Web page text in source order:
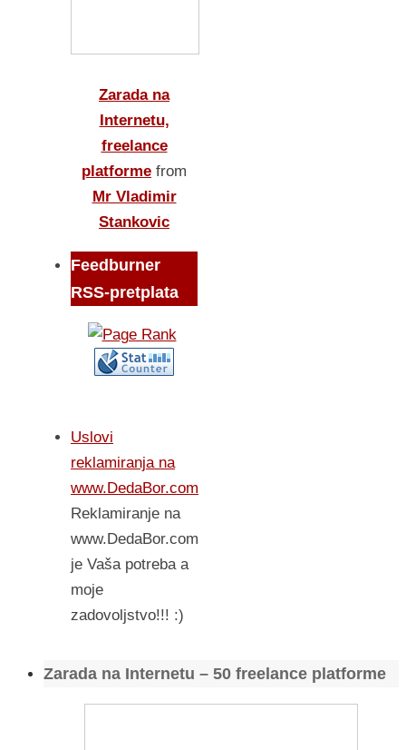
Zarada na
Internetu,
freelance
platforme from
Mr Vladimir
Stankovic
Feedburner
RSS-pretplata
Uslovi
reklamiranja na
www.DedaBor.com
Reklamiranje na
www.DedaBor.com
je Vaša potreba a
moje
zadovoljstvo!!! :)
Zarada na Internetu – 50 freelance platforme